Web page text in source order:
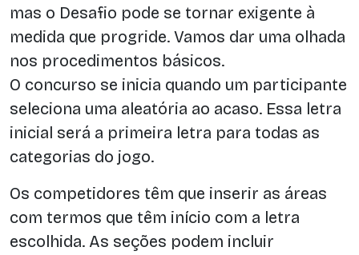
mas o Desafio pode se tornar exigente à
medida que progride. Vamos dar uma olhada
nos procedimentos básicos.
O concurso se inicia quando um participante
seleciona uma aleatória ao acaso. Essa letra
inicial será a primeira letra para todas as
categorias do jogo.
Os competidores têm que inserir as áreas
com termos que têm início com a letra
escolhida. As seções podem incluir